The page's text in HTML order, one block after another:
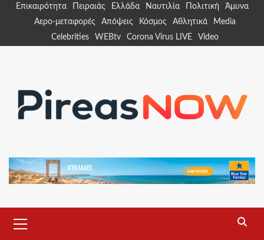
Επικαιρότητα Πειραιάς Ελλάδα Ναυτιλία Πολιτική
Άμυνα
Αερο-μεταφορές
Απόψεις Κόσμος Αθλητικά
Media
Celebrities
WEBtv Corona Virus LIVE Video
Menu